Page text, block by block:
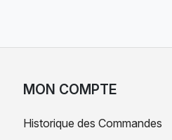
MON COMPTE
Historique des Commandes